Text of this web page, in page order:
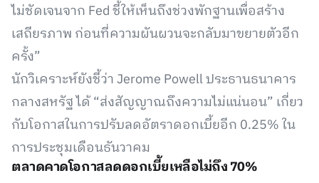
ไม่ชัดเจนจาก Fed ชี้ให้เห็นถึงช่วงพักฐานเพื่อสร้าง
เสถียรภาพ ก่อนที่ความผันผวนจะกลับมาขยายตัวอีก
ครั้ง”
นักวิเคราะห์ยังชี้ว่า Jerome Powell ประธานธนาคาร
กลางสหรัฐ ได้ “ส่งสัญญาณถึงความไม่แน่นอน” เกี่ยว
กับโอกาสในการปรับลดอัตราดอกเบี้ยอีก 0.25% ใน
การประชุมเดือนธันวาคม
ตลาดคาดโอกาสลดดอกเบี้ยเหลือไม่ถึง 70%